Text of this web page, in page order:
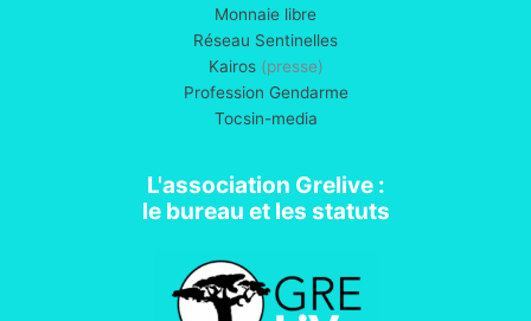
Monnaie libre
Réseau Sentinelles
Kairos(presse)
Profession Gendarme
Tocsin-media
L'association Grelive :
le bureau et les statuts